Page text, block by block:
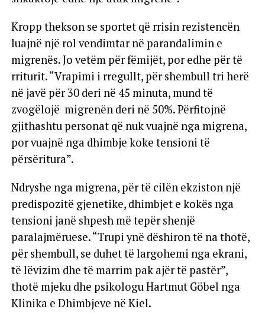
Kropp thekson se sportet që rrisin rezistencën
luajnë një rol vendimtar në parandalimin e
migrenës. Jo vetëm për fëmijët, por edhe për të
rriturit. “Vrapimi i rregullt, për shembull tri herë
në javë për 30 deri në 45 minuta, mund të
zvogëlojë migrenën deri në 50%. Përfitojnë
gjithashtu personat që nuk vuajnë nga migrena,
por vuajnë nga dhimbje koke tensioni të
përsëritura”.
Ndryshe nga migrena, për të cilën ekziston një
predispozitë gjenetike, dhimbjet e kokës nga
tensioni janë shpesh më tepër shenjë
paralajmëruese. “Trupi ynë dëshiron të na thotë,
për shembull, se duhet të largohemi nga ekrani,
të lëvizim dhe të marrim pak ajër të pastër”,
thotë mjeku dhe psikologu Hartmut Göbel nga
Klinika e Dhimbjeve në Kiel.